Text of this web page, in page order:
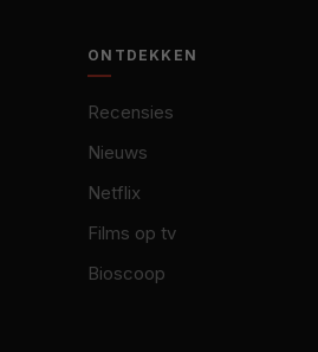
ONTDEKKEN
Recensies
Nieuws
Netflix
Films op tv
Bioscoop